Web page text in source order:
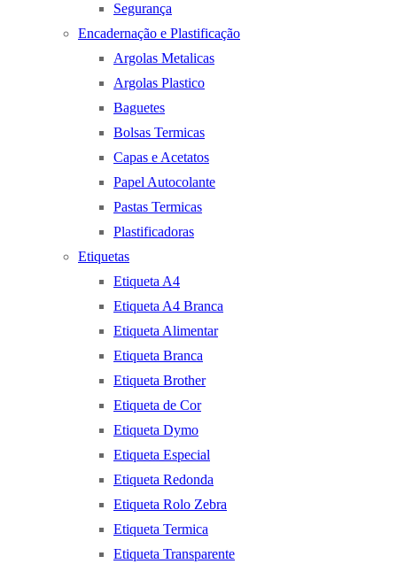
Segurança
Encadernação e Plastificação
Argolas Metalicas
Argolas Plastico
Baguetes
Bolsas Termicas
Capas e Acetatos
Papel Autocolante
Pastas Termicas
Plastificadoras
Etiquetas
Etiqueta A4
Etiqueta A4 Branca
Etiqueta Alimentar
Etiqueta Branca
Etiqueta Brother
Etiqueta de Cor
Etiqueta Dymo
Etiqueta Especial
Etiqueta Redonda
Etiqueta Rolo Zebra
Etiqueta Termica
Etiqueta Transparente